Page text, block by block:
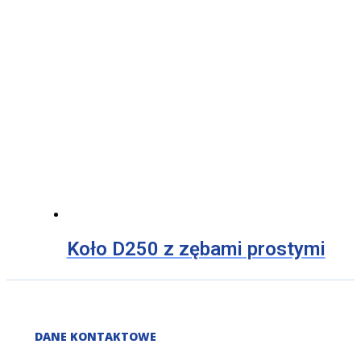
Koło D250 z zębami prostymi
DANE KONTAKTOWE